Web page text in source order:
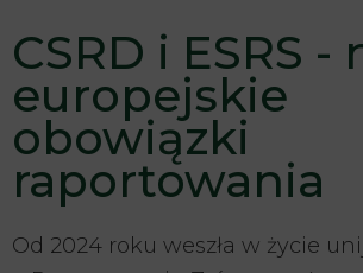
CSRD i ESRS -
europejskie
obowiązki
raportowania
Od 2024 roku weszła w życie